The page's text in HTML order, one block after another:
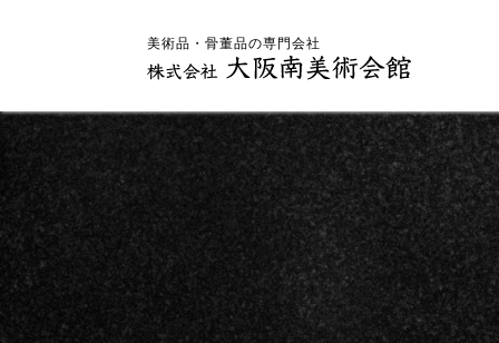
美術品・骨董品の専門会社